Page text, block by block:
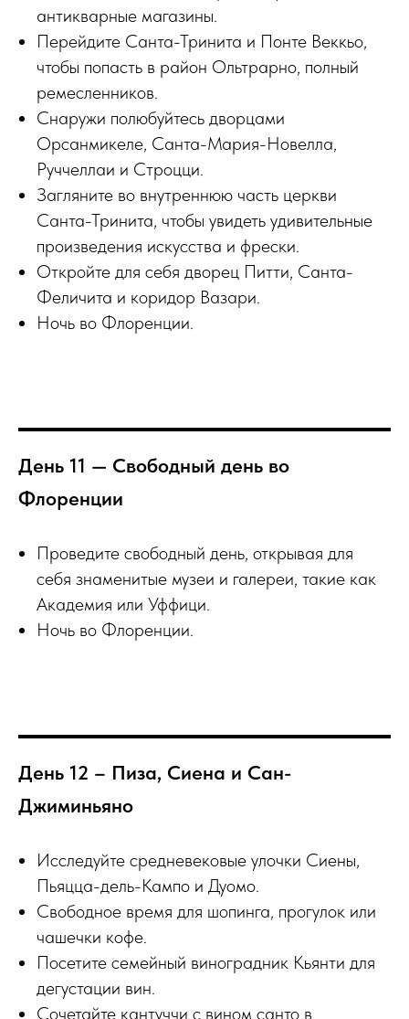
антикварные магазины.
Перейдите Санта-Тринита и Понте Веккьо,
чтобы попасть в район Ольтрарно, полный
ремесленников.
Снаружи полюбуйтесь дворцами
Орсанмикеле, Санта-Мария-Новелла,
Руччеллаи и Строцци.
Загляните во внутреннюю часть церкви
Санта-Тринита, чтобы увидеть удивительные
произведения искусства и фрески.
Откройте для себя дворец Питти, Санта-
Феличита и коридор Вазари.
Ночь во Флоренции.
День 11 — Свободный день во
Флоренции
Проведите свободный день, открывая для
себя знаменитые музеи и галереи, такие как
Академия или Уффици.
Ночь во Флоренции.
День 12 – Пиза, Сиена и Сан-
Джиминьяно
Исследуйте средневековые улочки Сиены,
Пьяцца-дель-Кампо и Дуомо.
Свободное время для шопинга, прогулок или
чашечки кофе.
Посетите семейный виноградник Кьянти для
дегустации вин.
Сочетайте кантуччи с вином санто в